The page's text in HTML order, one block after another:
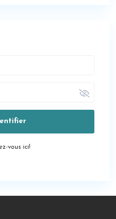
vous ici!